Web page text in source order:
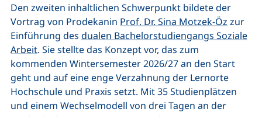
Den zweiten inhaltlichen Schwerpunkt bildete der
Vortrag von Prodekanin Prof. Dr. Sina Motzek-Öz zur
Einführung des dualen Bachelorstudiengangs Soziale
Arbeit. Sie stellte das Konzept vor, das zum
kommenden Wintersemester 2026/27 an den Start
geht und auf eine enge Verzahnung der Lernorte
Hochschule und Praxis setzt. Mit 35 Studienplätzen
und einem Wechselmodell von drei Tagen an der